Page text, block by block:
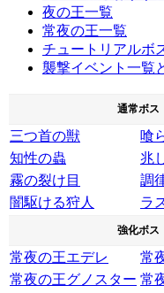
夜の王一覧
常夜の王一覧
チュートリアルボ
襲撃イベント一覧
通常ボス
三つ首の獣
喰
知性の蟲
兆
霧の裂け目
調
闇駆ける狩人
ラ
強化ボス
常夜の王エデレ
常
常夜の王グノスター 常